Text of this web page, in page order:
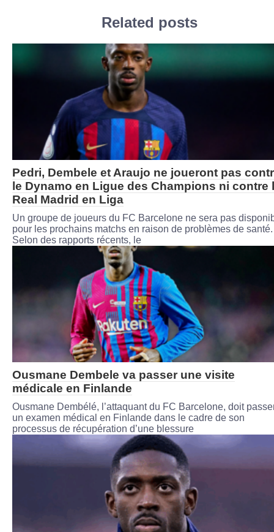
Related posts
Pedri, Dembele et Araujo ne joueront pas
le Dynamo en Ligue des Champions ni contre
Real Madrid en Liga
Un groupe de joueurs du FC Barcelone ne sera pas
pour les prochains matchs en raison de problèmes de santé.
Selon des rapports récents, le
Ousmane Dembele va passer une visite
médicale en Finlande
Ousmane Dembélé, l’attaquant du FC Barcelone, doit
un examen médical en Finlande dans le cadre de son
processus de récupération d’une blessure